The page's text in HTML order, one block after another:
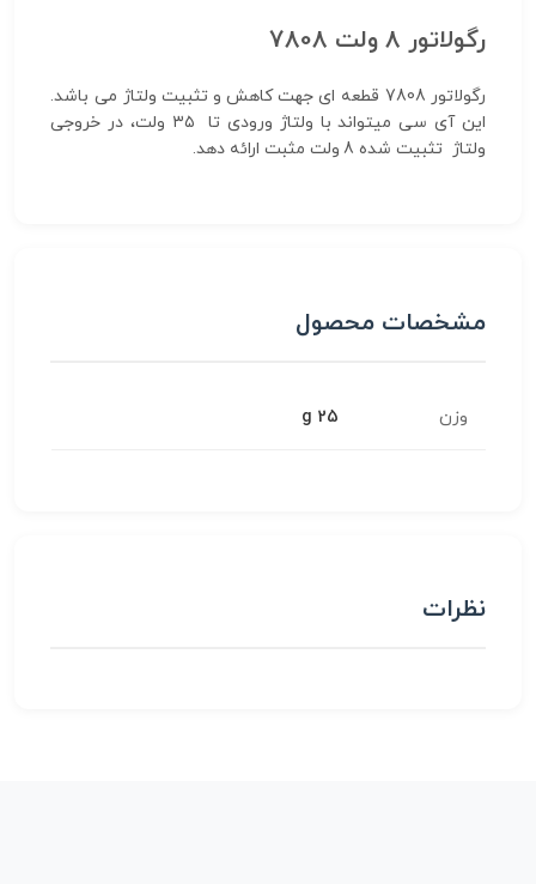
رگولاتور 8 ولت 7808
رگولاتور 7808 قطعه ای جهت کاهش و تثبیت ولتاژ می باشد.
این آی سی میتواند با ولتاژ ورودی تا ۳۵ ولت، در خروجی
ولتاژ تثبیت شده 8 ولت مثبت ارائه دهد.
مشخصات محصول
وزن 25 g
نظرات